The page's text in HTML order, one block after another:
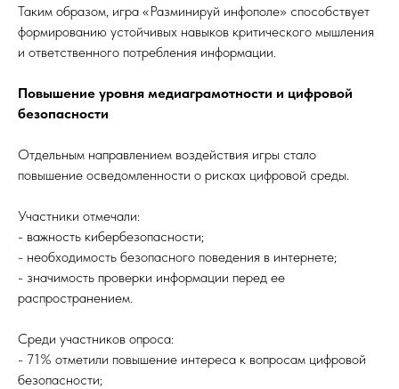
Таким образом, игра «Разминируй инфополе» способствует
формированию устойчивых навыков критического мышления
и ответственного потребления информации.
Повышение уровня медиаграмотности и цифровой
безопасности
Отдельным направлением воздействия игры стало
повышение осведомленности о рисках цифровой среды.
Участники отмечали:
- важность кибербезопасности;
- необходимость безопасного поведения в интернете;
- значимость проверки информации перед ее
распространением.
Среди участников опроса:
- 71% отметили повышение интереса к вопросам цифровой
безопасности;